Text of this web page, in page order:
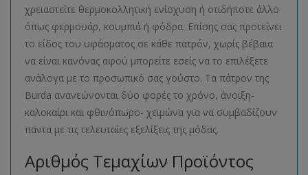
χρειαστείτε θερμοκολλητική ενίσχυση ή οτιδήποτε άλλο
όπως φερμουάρ, κουμπιά ή φόδρα. Επίσης σας προτείνει
το είδος του υφάσματος σε κάθε πατρόν, χωρίς βέβαια
να είναι κανόνας αφού μπορείτε εσείς να το επιλέξετε
ανάλογα με το προσωπικό σας γούστο. Τα πάτρον της
Burda ανανεώνονται δύο φορές το χρόνο, άνοιξη-
καλοκαίρι και φθινόπωρο- χειμώνα για να συμβαδίζουν
πάντα με τις τελευταίες εξελίξεις της μόδας.
Αριθμός Τεμαχίων Προϊόντος